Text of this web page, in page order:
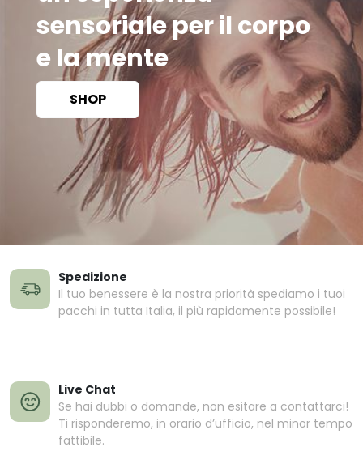
sensoriale per il corpo
e la mente
SHOP
Spedizione
Il tuo benessere è la nostra priorità spediamo i tuoi
pacchi in tutta Italia, il più rapidamente possibile!
Live Chat
Se hai dubbi o domande, non esitare a contattarci!
Ti risponderemo, in orario d’ufficio, nel minor tempo
fattibile.